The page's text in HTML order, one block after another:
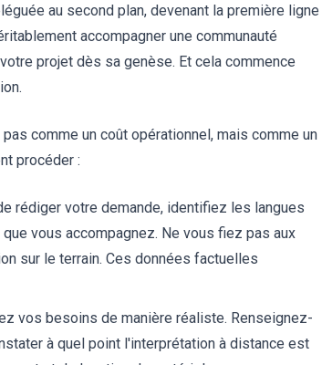
au second plan, devenant la première ligne
accompagner une communauté
projet dès sa genèse. Et cela commence
comme un coût opérationnel, mais comme un
procéder :
rédiger votre demande, identifiez les langues
vous accompagnez. Ne vous fiez pas aux
sur le terrain. Ces données factuelles
vos besoins de manière réaliste. Renseignez-
à quel point l'interprétation à distance est